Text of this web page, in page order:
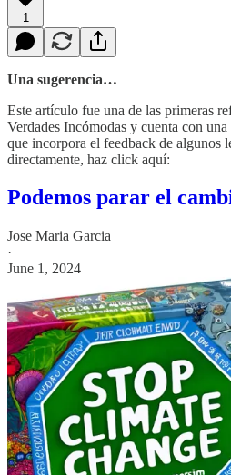
1
Una sugerencia…
Este artículo fue una de las primeras
Verdades Incómodas y cuenta con
que incorpora el feedback de algunos
directamente, haz click aquí:
Podemos parar el
Jose Maria Garcia
·
June 1, 2024